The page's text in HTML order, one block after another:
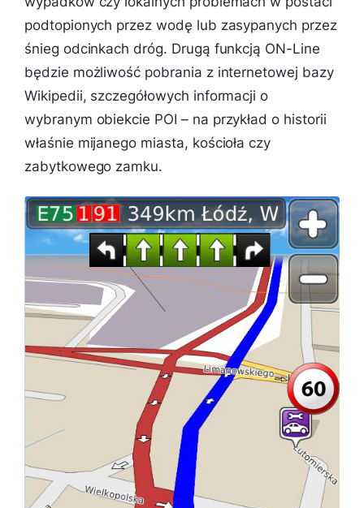
podtopionych przez wodę lub zasypanych przez
śnieg odcinkach dróg. Drugą funkcją ON-Line
będzie możliwość pobrania z internetowej bazy
Wikipedii, szczegółowych informacji o
wybranym obiekcie POI – na przykład o historii
właśnie mijanego miasta, kościoła czy
zabytkowego zamku.